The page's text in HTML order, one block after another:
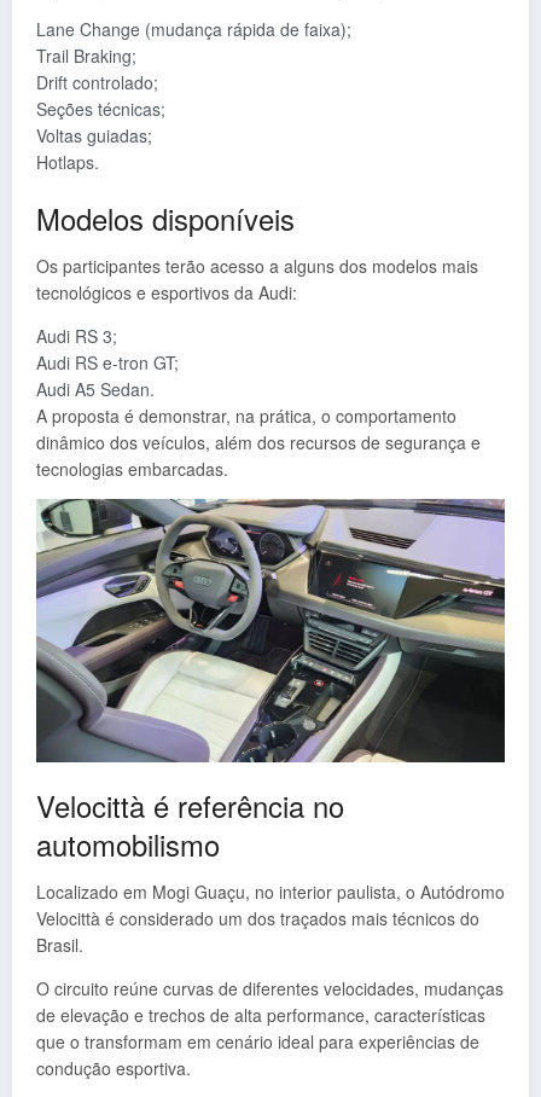
Lane Change (mudança rápida de faixa);
Trail Braking;
Drift controlado;
Seções técnicas;
Voltas guiadas;
Hotlaps.
Modelos disponíveis
Os participantes terão acesso a alguns dos modelos mais
tecnológicos e esportivos da Audi:
Audi RS 3;
Audi RS e-tron GT;
Audi A5 Sedan.
A proposta é demonstrar, na prática, o comportamento
dinâmico dos veículos, além dos recursos de segurança e
tecnologias embarcadas.
Velocittà é referência no
automobilismo
Localizado em Mogi Guaçu, no interior paulista, o Autódromo
Velocittà é considerado um dos traçados mais técnicos do
Brasil.
O circuito reúne curvas de diferentes velocidades, mudanças
de elevação e trechos de alta performance, características
que o transformam em cenário ideal para experiências de
condução esportiva.